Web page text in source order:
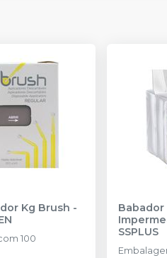
Kg Brush -
100
Babador
SSPLUS